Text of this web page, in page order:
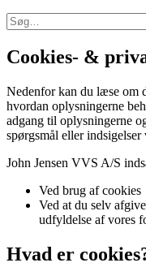
Cookies- &
Nedenfor kan du læse om
hvordan oplysningerne
adgang til oplysningerne
spørgsmål eller
John Jensen VVS A/S
Ved brug af cookies
Ved at du selv
udfyldelse af vores
Hvad er